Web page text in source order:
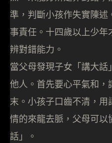
準，判斷小孩作失實陳述
事責任。十四歲以上少
辨對錯能力。
當父母發現子女「講大
他人。首先要心平氣和
末。小孩子口齒不清，
情的來龍去脈，父母可以
話」。